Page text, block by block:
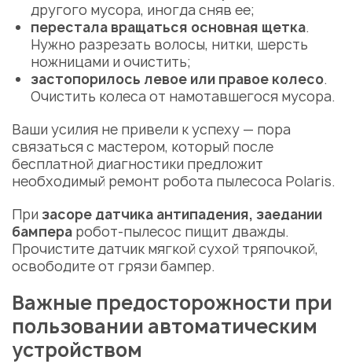
другого мусора, иногда сняв ее;
перестала вращаться основная щетка.
Нужно разрезать волосы, нитки, шерсть
ножницами и очистить;
застопорилось левое или правое колесо.
Очистить колеса от намотавшегося мусора.
Ваши усилия не привели к успеху — пора
связаться с мастером, который после
бесплатной диагностики предложит
необходимый ремонт робота пылесоса Polaris.
При засоре датчика антипадения, заедании
бампера робот-пылесос пищит дважды.
Прочистите датчик мягкой сухой тряпочкой,
освободите от грязи бампер.
Важные предосторожности при
пользовании автоматическим
устройством